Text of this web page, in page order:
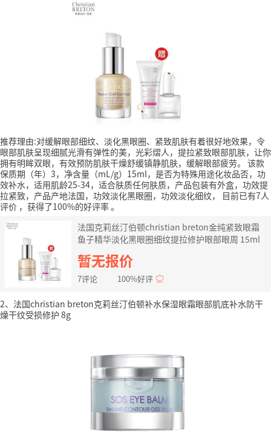
推荐理由:对缓解眼部细纹、淡化黑眼圈、紧致肌肤有着很好地效果，令
眼部肌肤呈现细腻光滑有弹性的美，光彩熠人，提拉紧致眼部肌肤，让你
拥有明眸双眼，有效预防肌肤干燥舒缓镇静肌肤，缓解眼部疲劳。 该款
保质期（年）3，净含量（mL/g）15ml，是否为特殊用途化妆品否，功
效补水，适用肌龄25-34，适合肤质任何肤质，产品包装有外盒，功效提
拉紧致，产品产地法国，功效淡化黑眼圈，功效淡化细纹，
目前已有7人
评价 ，获得了100%的好评率。
法国克莉丝汀伯顿christian breton金纯紧致眼霜
鱼子精华淡化黑眼圈细纹提拉修护眼部眼周 15ml
暂无报价
7评论 100%好评
2、法国christian breton克莉丝汀伯顿补水保湿眼霜眼部肌底补水防干
燥干纹受损修护 8g